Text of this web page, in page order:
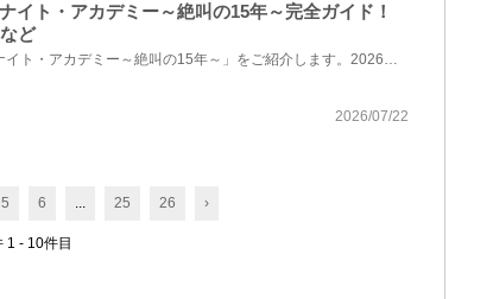
イト・アカデミー～絶叫の15年～完全ガイド！
ど
今回は、USJ「ハロウィーン・ホラーナイト・アカデミー～絶叫の15年～」をご紹介します。2026年9月11日...
2026/07/22
5 6 ... 25 26 ›
1 - 10件目